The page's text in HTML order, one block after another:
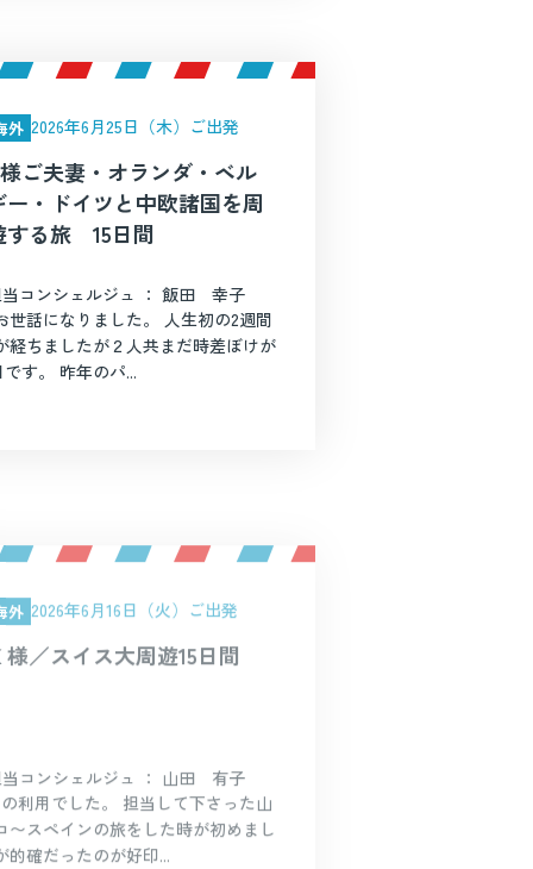
外 2026年6月25日（木）ご出発
ご夫妻・オランダ・ベル
ー・ドイツと中欧諸国を周
する旅 15日間
コンシェルジュ ： 飯田 幸子
世話になりました。 人生初の2週間
経ちましたが２人共まだ時差ぼけが
す。 昨年のパ...
外
様／スイス大周遊15日間
利用でした。 担当して下さった山
スペインの旅をした時が初めまし
的確だったのが好印...